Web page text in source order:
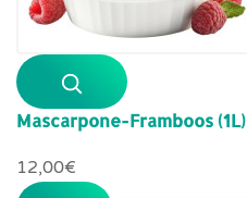
Mascarpone-Framboos (1L)
12,00‎€